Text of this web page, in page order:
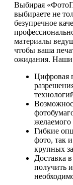
Выбирая
выбираете не
безупречное
материалы
чтобы ваша
ожидания. Наши
Цифровая
желаемого
Гибкие
фото, так
крупных
Доставка
получить